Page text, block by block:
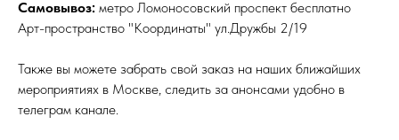
Самовывоз: метро Ломоносовский проспект бесплатно
Арт-пространство "Координаты" ул.Дружбы 2/19
Также вы можете забрать свой заказ на наших ближайших
мероприятиях в Москве, следить за анонсами удобно в
телеграм канале.